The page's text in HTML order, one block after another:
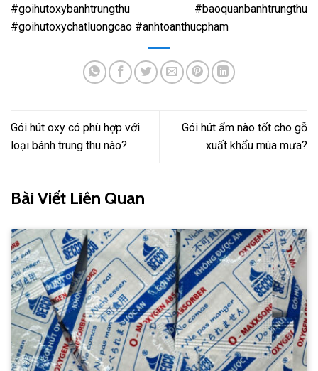
#goihutoxybanhtrungthu #baoquanbanhtrungthu
#goihutoxychatluongcao #anhtoanthucpham
Gói hút oxy có phù hợp với
loại bánh trung thu nào?
Gói hút ẩm nào tốt cho gỗ
xuất khẩu mùa mưa?
Bài Viết Liên Quan